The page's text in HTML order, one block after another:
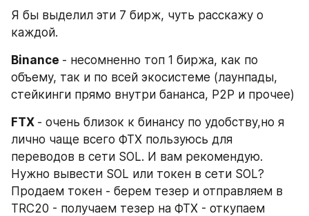
Я бы выделил эти 7 бирж, чуть расскажу о
каждой.
Binance - несомненно топ 1 биржа, как по
объему, так и по всей экосистеме (лаунпады,
стейкинги прямо внутри бананса, P2P и прочее)
FTX - очень близок к бинансу по удобству,но я
лично чаще всего ФТХ пользуюсь для
переводов в сети SOL. И вам рекомендую.
Нужно вывести SOL или токен в сети SOL?
Продаем токен - берем тезер и отправляем в
TRC20 - получаем тезер на ФТХ - откупаем